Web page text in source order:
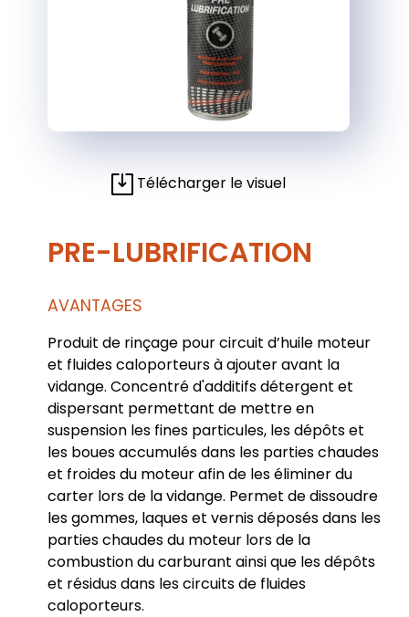
Télécharger le visuel
PRE-LUBRIFICATION
AVANTAGES
Produit de rinçage pour circuit d’huile moteur
et fluides caloporteurs à ajouter avant la
vidange. Concentré d'additifs détergent et
dispersant permettant de mettre en
suspension les fines particules, les dépôts et
les boues accumulés dans les parties chaudes
et froides du moteur afin de les éliminer du
carter lors de la vidange. Permet de dissoudre
les gommes, laques et vernis déposés dans les
parties chaudes du moteur lors de la
combustion du carburant ainsi que les dépôts
et résidus dans les circuits de fluides
caloporteurs.